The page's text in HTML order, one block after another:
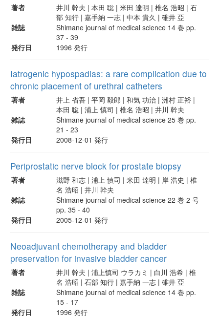
著者
井川 幹夫 | 本田 聡 | 米田 達明 | 椎名 浩昭 | 石
部 知行 | 嘉手納 一志 | 中本 貴久 | 碓井 亞
雑誌
Shimane journal of medical science 14 巻 pp.
37 - 39
発行日
1996 発行
Iatrogenic hypospadias: a rare complication due to
chronic placement of urethral catheters
著者
井上 省吾 | 平岡 毅郎 | 和気 功治 | 洲村 正裕 |
本田 聡 | 浦上 慎司 | 椎名 浩昭 | 井川 幹夫
雑誌
Shimane journal of medical science 25 巻 pp.
21 - 23
発行日
2008-12-01 発行
Periprostatic nerve block for prostate biopsy
著者
滋野 和志 | 浦上 慎司 | 米田 達明 | 岸 浩史 | 椎
名 浩昭 | 井川 幹夫
雑誌
Shimane journal of medical science 22 巻 2 号
pp. 35 - 40
発行日
2005-12-01 発行
Neoadjuvant chemotherapy and bladder
preservation for invasive bladder cancer
著者
井川 幹夫 | 浦上慎司 ウラカミ | 白川 浩希 | 椎
名 浩昭 | 石部 知行 | 嘉手納 一志 | 碓井 亞
雑誌
Shimane journal of medical science 14 巻 pp.
15 - 17
発行日
1996 発行